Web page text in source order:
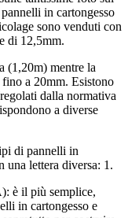
in cartongesso
sono venduti con
di 12,5mm.
(1,20m) mentre la
a 20mm. Esistono
dalla normativa
a diverse
di pannelli in
una lettera diversa: 1.
è il più semplice,
in cartongesso e